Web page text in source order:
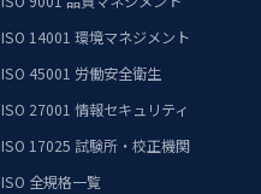
ISO 14001 環境マネジメント
ISO 45001 労働安全衛生
ISO 27001 情報セキュリティ
ISO 17025 試験所・校正機関
ISO 全規格一覧